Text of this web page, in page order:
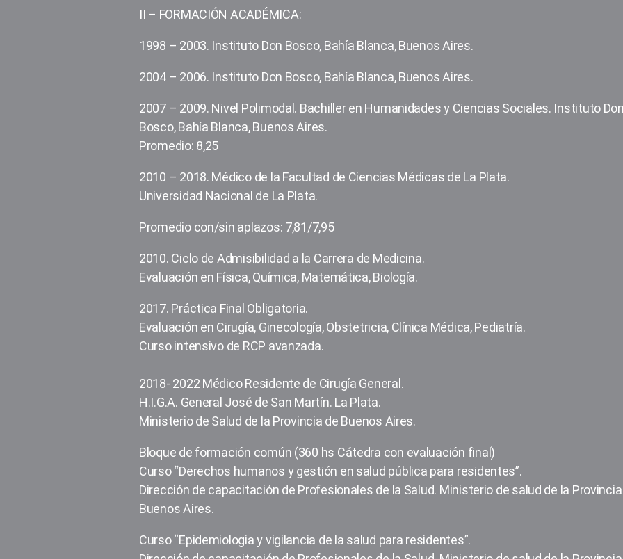
II – FORMACIÓN ACADÉMICA:
1998 – 2003. Instituto Don Bosco, Bahía Blanca, Buenos Aires.
2004 – 2006. Instituto Don Bosco, Bahía Blanca, Buenos Aires.
2007 – 2009. Nivel Polimodal. Bachiller en Humanidades y Ciencias Sociales. Instituto
Bosco, Bahía Blanca, Buenos Aires.
Promedio: 8,25
2010 – 2018. Médico de la Facultad de Ciencias Médicas de La Plata.
Universidad Nacional de La Plata.
Promedio con/sin aplazos: 7,81/7,95
2010. Ciclo de Admisibilidad a la Carrera de Medicina.
Evaluación en Física, Química, Matemática, Biología.
2017. Práctica Final Obligatoria.
Evaluación en Cirugía, Ginecología, Obstetricia, Clínica Médica, Pediatría.
Curso intensivo de RCP avanzada.
2018- 2022 Médico Residente de Cirugía General.
H.I.G.A. General José de San Martín. La Plata.
Ministerio de Salud de la Provincia de Buenos Aires.
Bloque de formación común (360 hs Cátedra con evaluación final)
Curso “Derechos humanos y gestión en salud pública para residentes”.
Dirección de capacitación de Profesionales de la Salud. Ministerio de salud de la
Buenos Aires.
Curso “Epidemiologia y vigilancia de la salud para residentes”.